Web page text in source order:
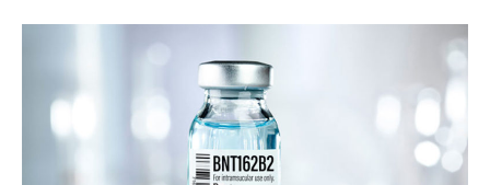
entrada
más
de
en